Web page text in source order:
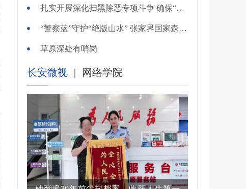
扎实开展深化扫黑除恶专项斗争 确保“全年全域平平安安、平平稳稳”——广东召开全省扫黑除恶专项斗争视频
“警察蓝”守护“绝版山水” 张家界国家森林公园景区派出所深化“生态警务”建设
草原深处有哨岗
长安微视 | 网络学院